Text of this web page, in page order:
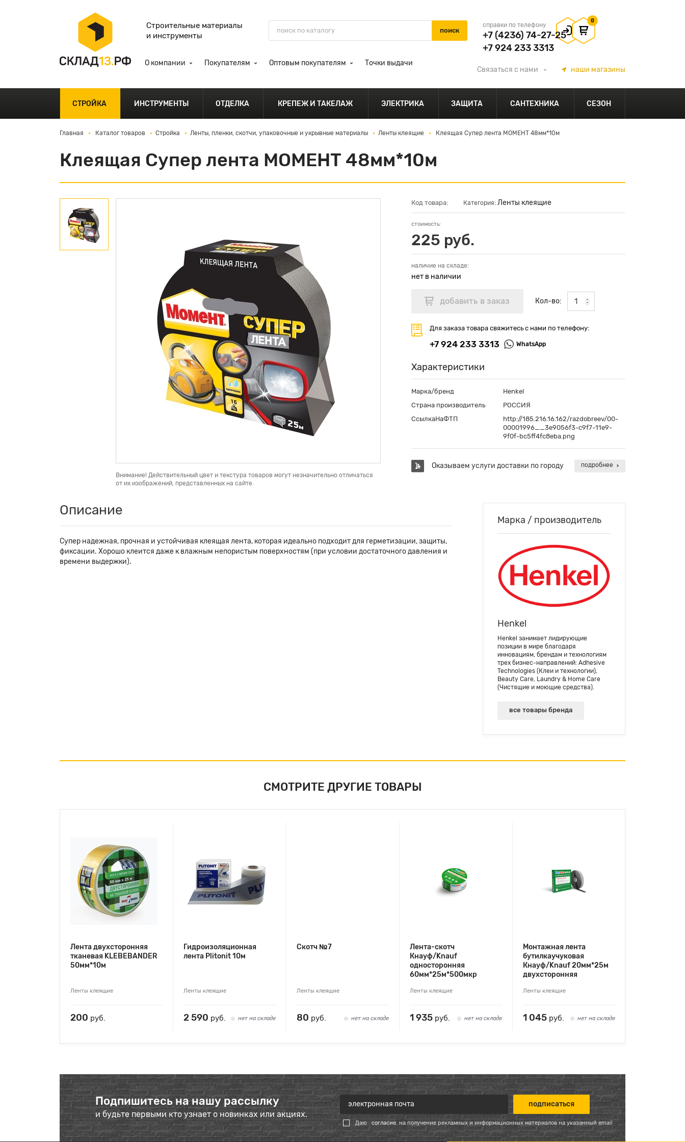
Строительные материалы
и инструменты
справки по телефону
+7 (4236) 74-27-25
+7 924 233 3313
0
О компании Покупателям Оптовым покупателям Точки выдачи
Связаться с нами наши магазины
СТРОЙКА ИНСТРУМЕНТЫ ОТДЕЛКА КРЕПЕЖ И ТАКЕЛАЖ ЭЛЕКТРИКА ЗАЩИТА САНТЕХНИКА СЕЗОН
Главная Каталог товаров Стройка Ленты, пленки, скотчи, упаковочные и укрывные материалы Ленты клеящие Клеящая Супер лента МОМЕНТ 48мм*10м
Клеящая Супер лента МОМЕНТ 48мм*10м
Внимание! Действительный цвет и текстура товаров могут незначительно отличаться
от их изображений, представленных на сайте.
Код товара: Категория: Ленты клеящие
стоимость:
225 руб.
наличие на складе:
нет в наличии
Кол-во:
Для заказа товара свяжитесь с нами по телефону:
+7 924 233 3313 WhatsApp
Характеристики
Марка/бренд
Henkel
Страна производитель
РОССИЯ
СсылкаНаФТП
http://185.216.16.162/razdobreev/00-
00001996__3e9056f3-c9f7-11e9-
9f0f-bc5ff4fc8eba.png
Оказываем услуги доставки по городу подробнее
Описание
Супер надежная, прочная и устойчивая клеящая лента, которая идеально подходит для герметизации, защиты,
фиксации. Хорошо клеится даже к влажным непористым поверхностям (при условии достаточного давления и
времени выдержки).
Марка / производитель
Henkel
Henkel занимает лидирующие
позиции в мире благодаря
инновациям, брендам и технологиям
трех бизнес-направлений: Adhesive
Technologies (Клеи и технологии),
Beauty Care, Laundry & Home Care
(Чистящие и моющие средства).
все товары бренда
СМОТРИТЕ ДРУГИЕ ТОВАРЫ
Лента двухсторонняя
тканевая KLEBEBANDER
50мм*10м
Ленты клеящие
200 руб.
Гидроизоляционная
лента Plitonit 10м
Ленты клеящие
2 590 руб. нет на складе
Скотч №7
Ленты клеящие
80 руб. нет на складе
Лента-скотч
Кнауф/Knauf
односторонняя
60мм*25м*500мкр
Ленты клеящие
1 935 руб. нет на складе
Монтажная лента
бутилкаучуковая
Кнауф/Knauf 20мм*25м
двухсторонняя
Ленты клеящие
1 045 руб. нет на складе
Подпишитесь на нашу рассылку
и будьте первыми кто узнает о новинках или акциях.
Даю согласие на получение рекламных и информационных материалов на указанный email